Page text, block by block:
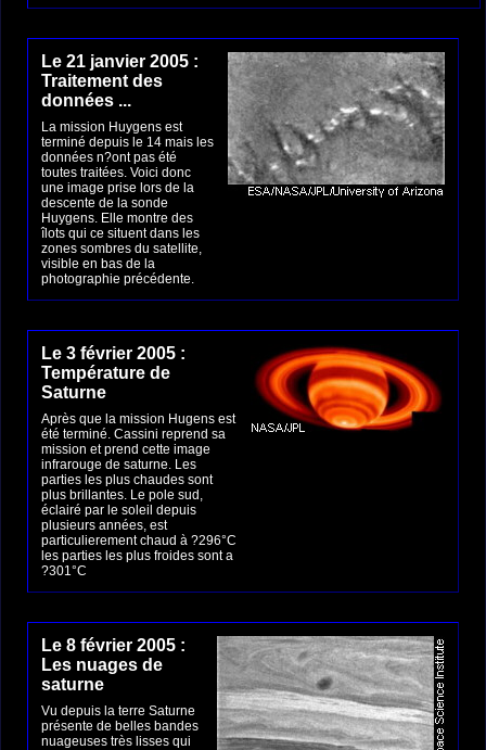
Le 21 janvier 2005 :
Traitement des
données ...
La mission Huygens est
terminé depuis le 14 mais les
données n?ont pas été
toutes traitées. Voici donc
une image prise lors de la
descente de la sonde
Huygens. Elle montre des
îlots qui ce situent dans les
zones sombres du satellite,
visible en bas de la
photographie précédente.
Le 3 février 2005 :
Température de
Saturne
Après que la mission Hugens est
été terminé. Cassini reprend sa
mission et prend cette image
infrarouge de saturne. Les
parties les plus chaudes sont
plus brillantes. Le pole sud,
éclairé par le soleil depuis
plusieurs années, est
particulierement chaud à ?296°C
les parties les plus froides sont a
?301°C
Le 8 février 2005 :
Les nuages de
saturne
Vu depuis la terre Saturne
présente de belles bandes
nuageuses très lisses qui